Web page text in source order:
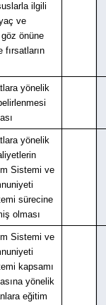
ilgili
ve
önüne
fırsatların
yönelik
yönelik
Sistemi ve
sürecine
olması
Sistemi ve
kapsamı
yönelik
eğitim